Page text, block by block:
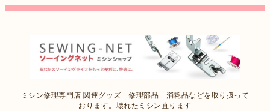
ミシン修理専門店 関連グッズ 修理部品 消耗品などを取り扱って
おります。壊れたミシン直ります